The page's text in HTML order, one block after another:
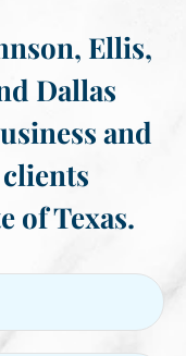
Ellis,
Dallas
and
of Texas.